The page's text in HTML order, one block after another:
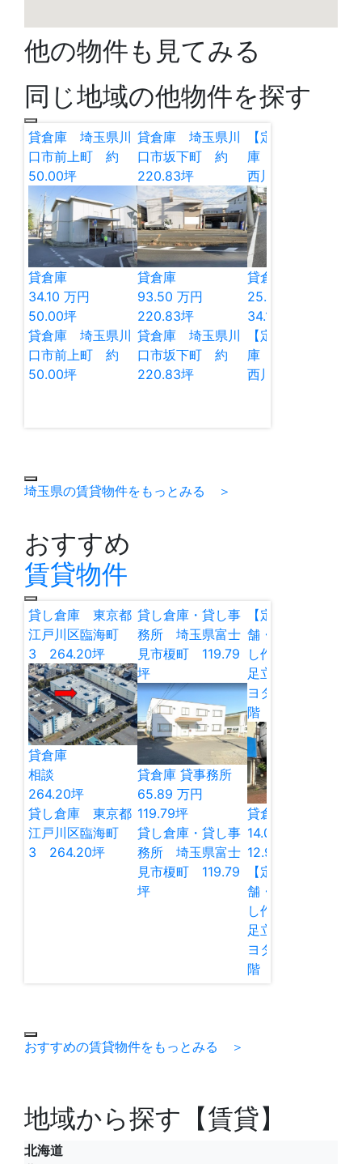
他の物件も見てみる
同じ地域の他物件を探す
貸倉庫 埼玉県川
口市前上町 約
50.00坪
貸倉庫
34.10 万円
50.00坪
貸倉庫 埼玉県川
口市前上町 約
50.00坪
貸倉庫 埼玉県川
口市坂下町 約
220.83坪
貸倉庫
93.50 万円
220.83坪
貸倉庫 埼玉県川
口市坂下町 約
220.83坪
【定借】貸し倉
庫 埼玉県川口市
西川口6 34.11坪
貸倉庫
25.00
34.11
【定借】貸し倉
庫 埼玉県川口市
西川口6 34.11坪
埼玉県の賃貸物件をもっとみる ＞
おすすめ
賃貸物件
貸し倉庫 東京都
江戸川区臨海町
3 264.20坪
貸倉庫
相談
264.20坪
貸し倉庫 東京都
江戸川区臨海町
3 264.20坪
貸し倉庫・貸し事
務所 埼玉県富士
見市榎町 119.79
坪
貸倉庫 貸事務所
65.89 万円
119.79坪
貸し倉庫・貸し事
務所 埼玉県富士
見市榎町 119.79
坪
【定借】貸し店
舗・貸し倉庫・貸
し作業所 東京都
足立区谷在家2 キ
ヨタマンション1
階 12.97坪
貸倉庫
14.00
12.98
【定借】貸し店
舗・貸し倉庫・貸
し作業所 東京都
足立区谷在家2 キ
ヨタマンション1
階 12.97坪
おすすめの賃貸物件をもっとみる ＞
地域から探す【賃貸】
北海道